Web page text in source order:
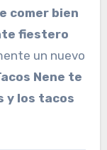
comer bien
fiestero
un nuevo
Nene te
y los tacos